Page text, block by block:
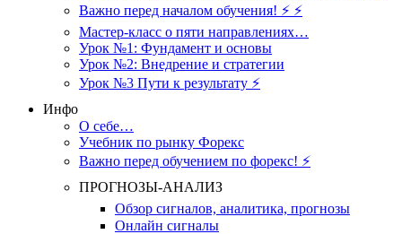
Важно перед началом обучения! ⚡ ⚡
Мастер-класс о пяти направлениях…
Урок №1: Фундамент и основы
Урок №2: Внедрение и стратегии
Урок №3 Пути к результату ⚡️
Инфо
О себе…
Учебник по рынку Форекс
Важно перед обучением по форекс! ⚡
ПРОГНОЗЫ-АНАЛИЗ
Обзор сигналов, аналитика, прогнозы
Онлайн сигналы